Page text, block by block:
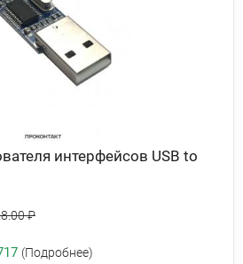
интерфейсов USB to
₽
(Подробнее)